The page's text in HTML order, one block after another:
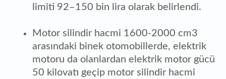
limiti 92–150 bin lira olarak belirlendi.
Motor silindir hacmi 1600-2000 cm3
arasındaki binek otomobillerde, elektrik
motoru da olanlardan elektrik motor gücü
50 kilovatı geçip motor silindir hacmi